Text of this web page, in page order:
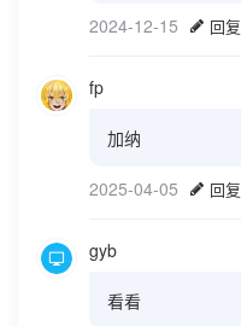
2024-12-15 回复
fp
加纳
2025-04-05 回复
gyb
看看